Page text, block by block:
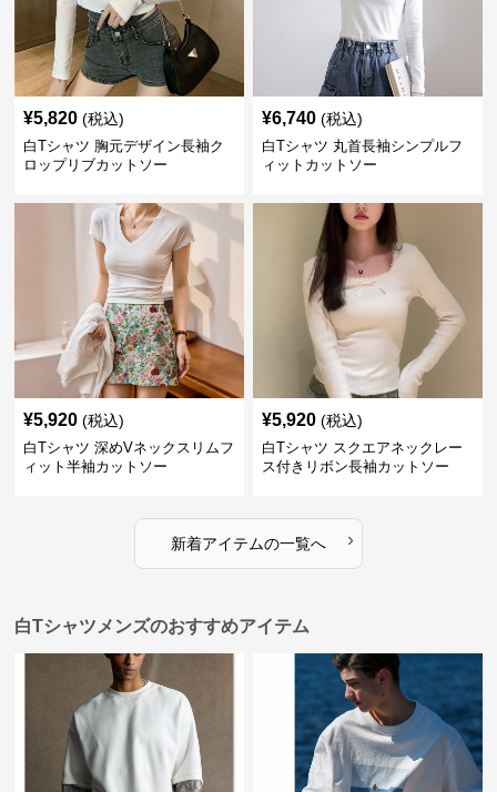
¥5,820 (税込)
白Tシャツ 胸元デザイン長袖ク
ロップリブカットソー
¥6,740 (税込)
白Tシャツ 丸首長袖シンプルフ
ィットカットソー
¥5,920 (税込)
白Tシャツ 深めVネックスリムフ
ィット半袖カットソー
¥5,920 (税込)
白Tシャツ スクエアネックレー
ス付きリボン長袖カットソー
新着アイテムの一覧へ ›
白Tシャツメンズのおすすめアイテム